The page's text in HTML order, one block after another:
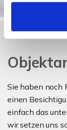
Sie haben noch
einen
einfach das
wir setzen uns